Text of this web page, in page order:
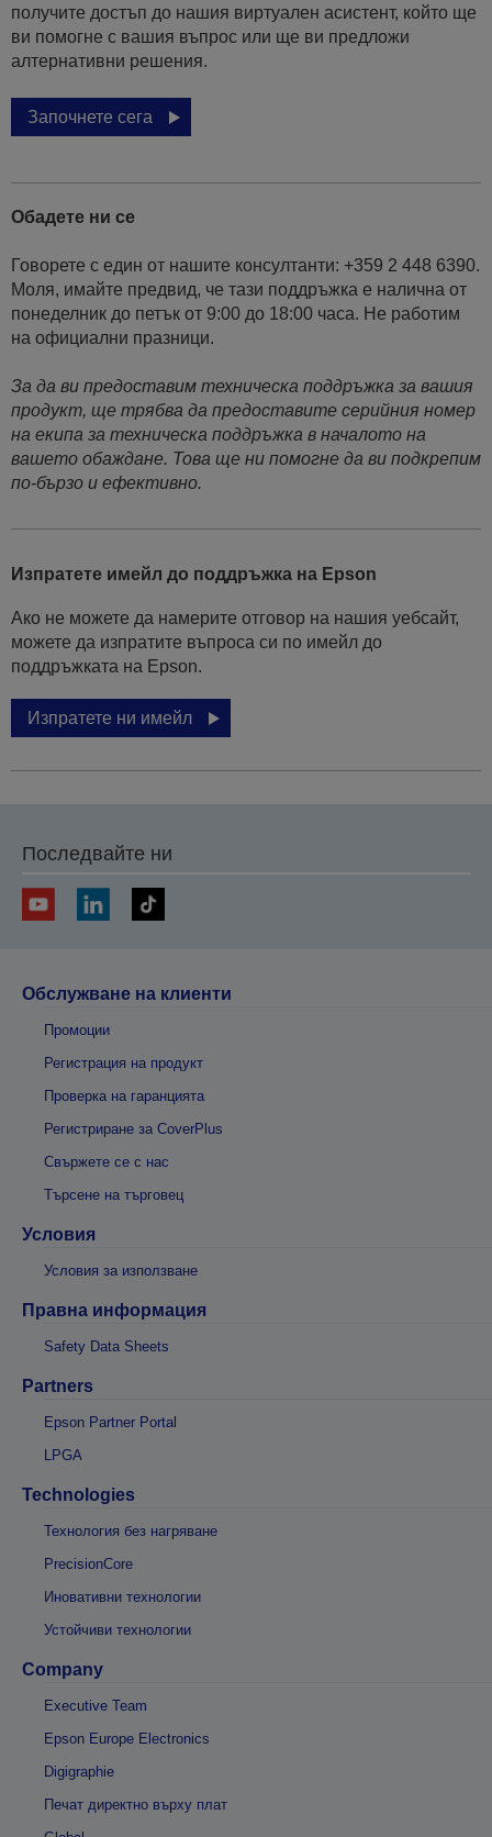
получите достъп до нашия виртуален асистент, който ще
ви помогне с вашия въпрос или ще ви предложи
алтернативни решения.
Започнете сега
Обадете ни се
Говорете с един от нашите консултанти: +359 2 448 6390.
Моля, имайте предвид, че тази поддръжка е налична от
понеделник до петък от 9:00 до 18:00 часа. Не работим
на официални празници.
За да ви предоставим техническа поддръжка за вашия
продукт, ще трябва да предоставите серийния номер
на екипа за техническа поддръжка в началото на
вашето обаждане. Това ще ни помогне да ви подкрепим
по-бързо и ефективно.
Изпратете имейл до поддръжка на Epson
Ако не можете да намерите отговор на нашия уебсайт,
можете да изпратите въпроса си по имейл до
поддръжката на Epson.
Изпратете ни имейл
Последвайте ни
Обслужване на клиенти
Промоции
Регистрация на продукт
Проверка на гаранцията
Регистриране за CoverPlus
Свържете се с нас
Търсене на търговец
Условия
Условия за използване
Правна информация
Safety Data Sheets
Partners
Epson Partner Portal
LPGA
Technologies
Технология без нагряване
PrecisionCore
Иновативни технологии
Устойчиви технологии
Company
Executive Team
Epson Europe Electronics
Digigraphie
Печат директно върху плат